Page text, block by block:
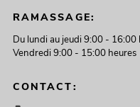
RAMASSAGE:
Du lundi au jeudi 9:00 - 16:00
Vendredi 9:00 - 15:00 heures
CONTACT: